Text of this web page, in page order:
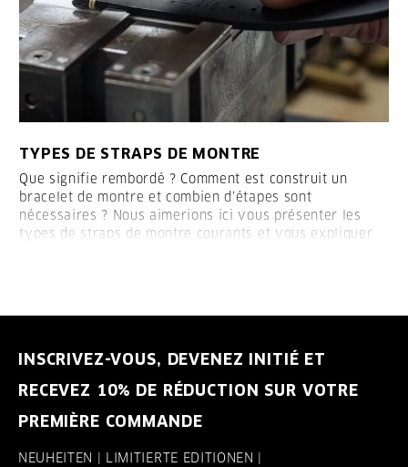
TYPES DE STRAPS DE MONTRE
Que signifie rembordé ? Comment est construit un
bracelet de montre et combien d’étapes sont
nécessaires ? Nous aimerions ici vous présenter les
types de straps de montre courants et vous expliquer
INSCRIVEZ-VOUS, DEVENEZ INITIÉ ET
RECEVEZ 10% DE RÉDUCTION SUR VOTRE
PREMIÈRE COMMANDE
NEUHEITEN | LIMITIERTE EDITIONEN |